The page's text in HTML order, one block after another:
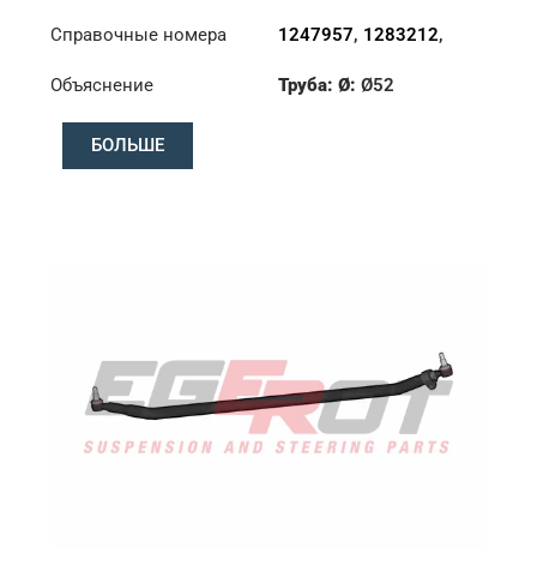
Справочные номера 1247957, 1283212,
Объяснение
Труба: Ø:Ø52
БОЛЬШЕ